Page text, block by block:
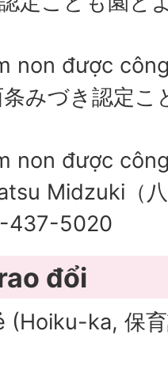
non được
みづき認定
non được
Midzuki（
437-5020
đổi
(Hoiku-ka, 保